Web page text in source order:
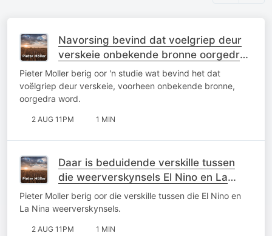
Navorsing bevind dat voelgriep deur
verskeie onbekende bronne oorgedra
word
Pieter Moller berig oor 'n studie wat bevind het dat
voëlgriep deur verskeie, voorheen onbekende bronne,
oorgedra word.
2 AUG 11PM 1 MIN
Daar is beduidende verskille tussen
die weerverskynsels El Nino en La
Nina
Pieter Moller berig oor die verskille tussen die El Nino en
La Nina weerverskynsels.
2 AUG 11PM 1 MIN